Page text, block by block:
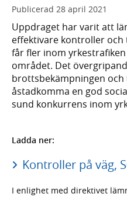
Publicerad 28 april 2021
Uppdraget har varit att
effektivare kontroller
får fler inom
området. Det
brottsbekämpningen
åstadkomma en god
sund konkurrens inom
Ladda ner:
Kontroller på väg,
I enlighet med direktivet